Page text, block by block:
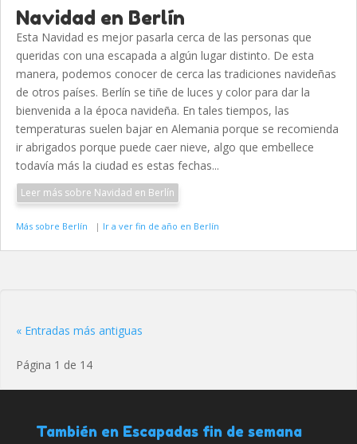
Navidad en Berlín
Esta Navidad es mejor pasarla cerca de las personas que
queridas con una escapada a algún lugar distinto. De esta
manera, podemos conocer de cerca las tradiciones navideñas
de otros países. Berlín se tiñe de luces y color para dar la
bienvenida a la época navideña. En tales tiempos, las
temperaturas suelen bajar en Alemania porque se recomienda
ir abrigados porque puede caer nieve, algo que embellece
todavía más la ciudad es estas fechas...
Leer más sobre Navidad en Berlín
Más sobre Berlín | Ir a ver fin de año en Berlín
« Entradas más antiguas
Página 1 de 14
También en Escapadas fin de semana